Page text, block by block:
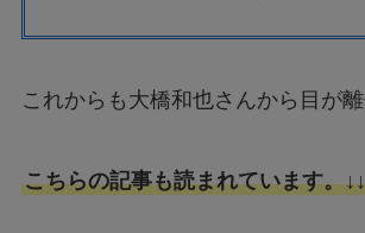
これからも大橋和也さんから目が離
こちらの記事も読まれています。↓↓